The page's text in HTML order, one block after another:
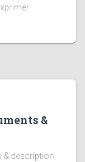
&
& description